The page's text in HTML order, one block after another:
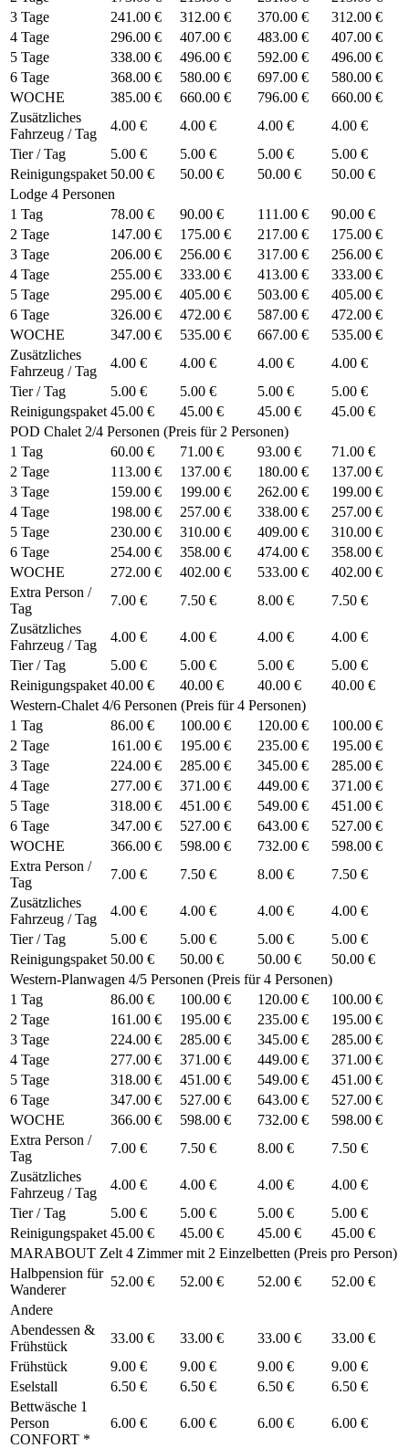
3 Tage
241.00 € 312.00 € 370.00 €
312.00 €
4 Tage
296.00 € 407.00 € 483.00 €
407.00 €
5 Tage
338.00 € 496.00 € 592.00 €
496.00 €
6 Tage
368.00 € 580.00 € 697.00 €
580.00 €
WOCHE
385.00 € 660.00 € 796.00 €
660.00 €
Zusätzliches
Fahrzeug / Tag
4.00 € 4.00 € 4.00 €
4.00 €
Tier / Tag
5.00 € 5.00 € 5.00 €
5.00 €
Reinigungspaket 50.00 € 50.00 € 50.00 €
50.00 €
Lodge 4 Personen
1 Tag
78.00 € 90.00 € 111.00 €
90.00 €
2 Tage
147.00 € 175.00 € 217.00 €
175.00 €
3 Tage
206.00 € 256.00 € 317.00 €
256.00 €
4 Tage
255.00 € 333.00 € 413.00 €
333.00 €
5 Tage
295.00 € 405.00 € 503.00 €
405.00 €
6 Tage
326.00 € 472.00 € 587.00 €
472.00 €
WOCHE
347.00 € 535.00 € 667.00 €
535.00 €
Zusätzliches
Fahrzeug / Tag
4.00 € 4.00 € 4.00 €
4.00 €
Tier / Tag
5.00 € 5.00 € 5.00 €
5.00 €
Reinigungspaket 45.00 € 45.00 € 45.00 €
45.00 €
POD Chalet 2/4 Personen (Preis für 2 Personen)
1 Tag
60.00 € 71.00 € 93.00 €
71.00 €
2 Tage
113.00 € 137.00 € 180.00 €
137.00 €
3 Tage
159.00 € 199.00 € 262.00 €
199.00 €
4 Tage
198.00 € 257.00 € 338.00 €
257.00 €
5 Tage
230.00 € 310.00 € 409.00 €
310.00 €
6 Tage
254.00 € 358.00 € 474.00 €
358.00 €
WOCHE
272.00 € 402.00 € 533.00 €
402.00 €
Extra Person /
Tag
7.00 € 7.50 € 8.00 €
7.50 €
Zusätzliches
Fahrzeug / Tag
4.00 € 4.00 € 4.00 €
4.00 €
Tier / Tag
5.00 € 5.00 € 5.00 €
5.00 €
Reinigungspaket 40.00 € 40.00 € 40.00 €
40.00 €
Western-Chalet 4/6 Personen (Preis für 4 Personen)
1 Tag
86.00 € 100.00 € 120.00 €
100.00 €
2 Tage
161.00 € 195.00 € 235.00 €
195.00 €
3 Tage
224.00 € 285.00 € 345.00 €
285.00 €
4 Tage
277.00 € 371.00 € 449.00 €
371.00 €
5 Tage
318.00 € 451.00 € 549.00 €
451.00 €
6 Tage
347.00 € 527.00 € 643.00 €
527.00 €
WOCHE
366.00 € 598.00 € 732.00 €
598.00 €
Extra Person /
Tag
7.00 € 7.50 € 8.00 €
7.50 €
Zusätzliches
Fahrzeug / Tag
4.00 € 4.00 € 4.00 €
4.00 €
Tier / Tag
5.00 € 5.00 € 5.00 €
5.00 €
Reinigungspaket 50.00 € 50.00 € 50.00 €
50.00 €
Western-Planwagen 4/5 Personen (Preis für 4 Personen)
1 Tag
86.00 € 100.00 € 120.00 €
100.00 €
2 Tage
161.00 € 195.00 € 235.00 €
195.00 €
3 Tage
224.00 € 285.00 € 345.00 €
285.00 €
4 Tage
277.00 € 371.00 € 449.00 €
371.00 €
5 Tage
318.00 € 451.00 € 549.00 €
451.00 €
6 Tage
347.00 € 527.00 € 643.00 €
527.00 €
WOCHE
366.00 € 598.00 € 732.00 €
598.00 €
Extra Person /
Tag
7.00 € 7.50 € 8.00 €
7.50 €
Zusätzliches
Fahrzeug / Tag
4.00 € 4.00 € 4.00 €
4.00 €
Tier / Tag
5.00 € 5.00 € 5.00 €
5.00 €
Reinigungspaket 45.00 € 45.00 € 45.00 €
45.00 €
MARABOUT Zelt 4 Zimmer mit 2 Einzelbetten (Preis pro Person)
Halbpension für
Wanderer
52.00 € 52.00 € 52.00 €
52.00 €
Andere
Abendessen &
Frühstück
33.00 € 33.00 € 33.00 €
33.00 €
Frühstück
9.00 € 9.00 € 9.00 €
9.00 €
Eselstall
6.50 € 6.50 € 6.50 €
6.50 €
Bettwäsche 1
Person
CONFORT *
6.00 € 6.00 € 6.00 € 6.00 €